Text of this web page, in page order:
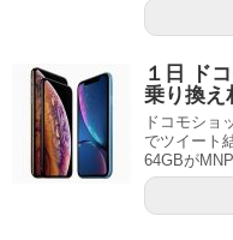
１日 ド
乗り換え
ドコモショ
でツイート
64GBが